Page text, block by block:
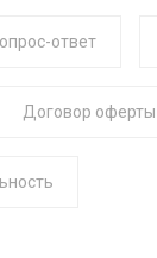
ответ
Договор оферты